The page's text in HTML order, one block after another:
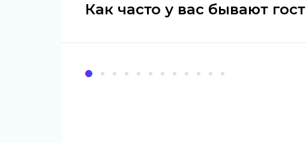
Как часто у вас бывают